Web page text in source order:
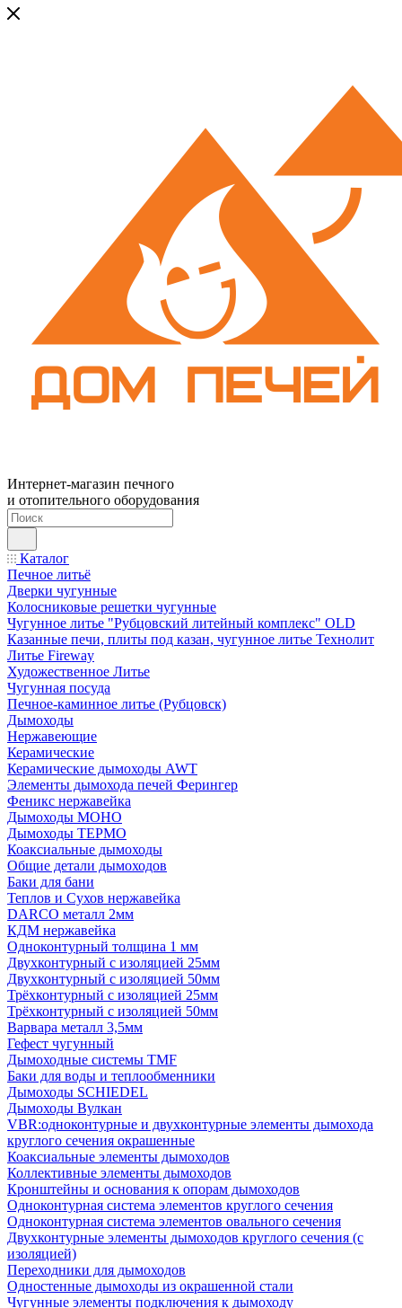
Интернет-магазин печного
и отопительного оборудования
Каталог
Печное литьё
Дверки чугунные
Колосниковые решетки чугунные
Чугунное литье "Рубцовский литейный комплекс" OLD
Казанные печи, плиты под казан, чугунное литье Технолит
Литье Fireway
Художественное Литье
Чугунная посуда
Печное-каминное литье (Рубцовск)
Дымоходы
Нержавеющие
Керамические
Керамические дымоходы AWT
Элементы дымохода печей Ферингер
Феникс нержавейка
Дымоходы МОНО
Дымоходы ТЕРМО
Коаксиальные дымоходы
Общие детали дымоходов
Баки для бани
Теплов и Сухов нержавейка
DARCO металл 2мм
КДМ нержавейка
Одноконтурный толщина 1 мм
Двухконтурный с изоляцией 25мм
Двухконтурный с изоляцией 50мм
Трёхконтурный с изоляцией 25мм
Трёхконтурный с изоляцией 50мм
Варвара металл 3,5мм
Гефест чугунный
Дымоходные системы TMF
Баки для воды и теплообменники
Дымоходы SCHIEDEL
Дымоходы Вулкан
VBR:одноконтурные и двухконтурные элементы дымохода
круглого сечения окрашенные
Коаксиальные элементы дымоходов
Коллективные элементы дымоходов
Кронштейны и основания к опорам дымоходов
Одноконтурная система элементов круглого сечения
Одноконтурная система элементов овального сечения
Двухконтурные элементы дымоходов круглого сечения (с
изоляцией)
Переходники для дымоходов
Одностенные дымоходы из окрашенной стали
Чугунные элементы подключения к дымоходу